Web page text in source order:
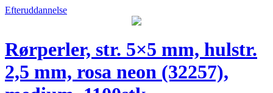
Efteruddannelse
Rørperler, str. 5×5 mm, hulstr.
2,5 mm, rosa neon (32257),